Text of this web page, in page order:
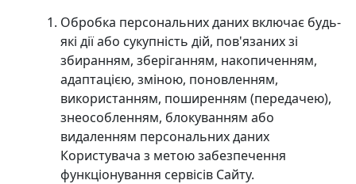
Обробка персональних даних включає будь-
які дії або сукупність дій, пов'язаних зі
збиранням, зберіганням, накопиченням,
адаптацією, зміною, поновленням,
використанням, поширенням (передачею),
знеособленням, блокуванням або
видаленням персональних даних
Користувача з метою забезпечення
функціонування сервісів Сайту.